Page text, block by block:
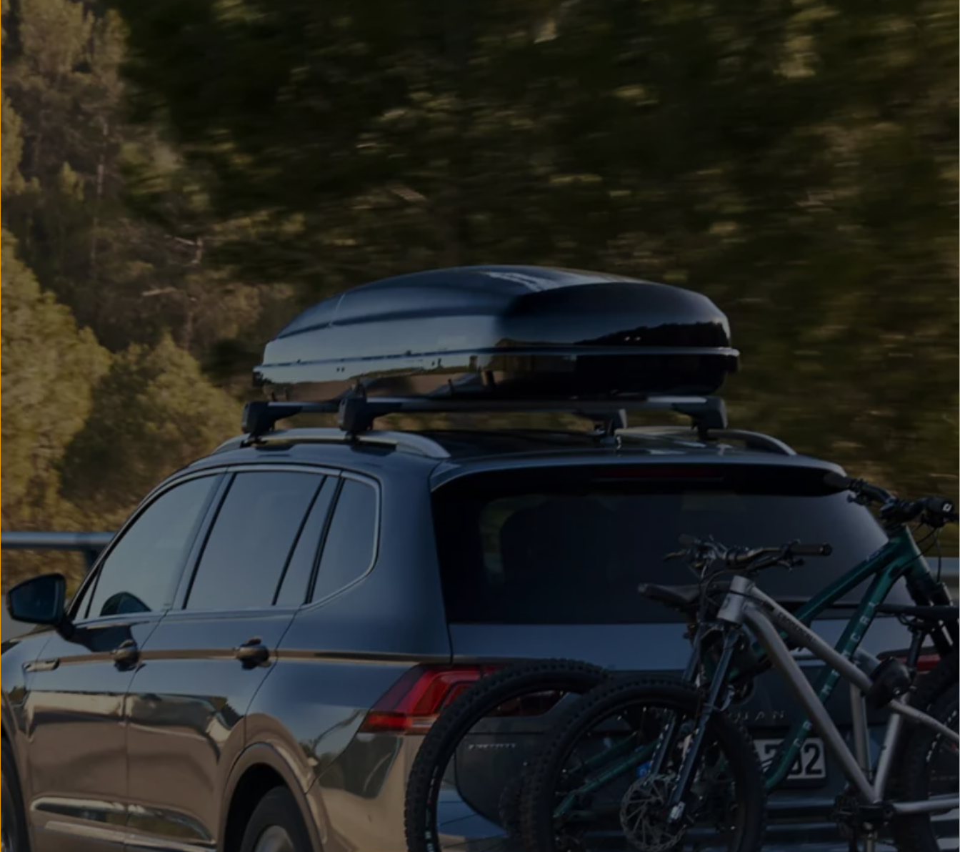
Modele sportowe
Leasing i najem dla firm
Leasing
Najem
Finansowanie aut używanych
Finansowanie dla firm
Kalkulator finansowy
Kredyt
Najem
Finansowanie aut używanych
Kalkulator finansowy
Ubezpieczenia i gwarancje
Ubezpieczenia komunikacyjne
Ubezpieczenie GAP/RTI
Zakup i finansowanie dla biznesu
Leasing dla biznesu
Elektromobilność dla firm
Skonfiguruj Volkswagena
Poradnik kupującego
Volkswagen dla biznesu
Serwis, akcesoria i aktualizacje
myVolkswagen
Serwis i części
Przegląd okresowy
Naprawy i przeglądy
Olej silnikowy i płyny eksploatacyjne
Koła i opony
Pomoc w razie wypadku i awarii
Serwis i części na raty
Pakiet przeglądów dla Twojego Volkswagena
Badanie satysfakcji klienta – oceń nasz serwis i salony
Akcesoria
Sklep online akcesoriów
Koła zimowe
Personalizacja
Urządzenia ładujące
Ochrona i pielęgnacja
Akcesoria do poszczególnych modeli
Rozwiązania transportowe i bagażowe
Elektronika i rozrywka
Usługi cyfrowe
Aktualizacje oprogramowania, map i radia
Aplikacje Volkswagen, logowanie i sklep
Znajdź usługi dla swojego modelu
Połączenie telefonu komórkowego z pojazdem
We Charge
Strefa kierowcy
Elektroniczna Instrukcja Obsługi
Informacje dla klientów
Informator o pojeździe
Gwarancje
Lampki ostrzegawcze i sygnalizacyjne
Starsze modele i generacje – archiwum oraz dane techniczne
Certyfikaty
Dla przyszłych użytkowników Volkswagena
Dla obecnych użytkowników Volkswagena
Sezonowe usługi serwisowe
Korzyści autoryzowanego serwisowania
Informacje dla warsztatów